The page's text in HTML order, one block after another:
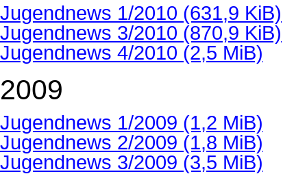
Jugendnews 1/2010 (631,9 KiB)
Jugendnews 3/2010 (870,9 KiB)
Jugendnews 4/2010 (2,5 MiB)
2009
Jugendnews 1/2009 (1,2 MiB)
Jugendnews 2/2009 (1,8 MiB)
Jugendnews 3/2009 (3,5 MiB)